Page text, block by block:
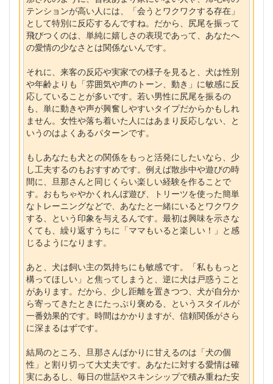
テンションが高い人には、「会うとワクワクする存在」
として特別に反応するんですね。だから、尻尾を振って
飛びつくのは、単純に嬉しさの表現であって、あなたへ
の愛情の少なさとは関係ないんです。
それに、来客の反応や実家での様子を見ると、犬は性別
や年齢よりも「雰囲気や声のトーン、動き」に敏感に反
応していることが多いです。若い男性に尻尾を振るの
も、単に動きや声が興奮しやすいタイプだからかもしれ
ません。女性や落ち着いた人にはあまり反応しない、と
いうのはよくあるパターンです。
もしあなたも犬との関係をもっと活発にしたいなら、少
し工夫するのもおすすめです。例えば散歩中や遊びの時
間に、旦那さんと同じくらい楽しい経験を作ることで
す。おもちゃやかくれんぼ遊び、トリーツを使った簡単
なトレーニングなどで、あなたと一緒にいるとワクワク
する、という印象を与えるんです。最初は興味を示さな
くても、繰り返すうちに「ママもいると楽しい！」と感
じるようになります。
あと、犬は飼い主の気持ちにも敏感です。「私ももっと
構ってほしい」と焦ってしまうと、逆に犬は戸惑うこと
があります。だから、少し距離を置きつつ、犬が自分か
ら寄ってきたときにたっぷり褒める、というスタイルが
一番効果的です。時間はかかりますが、信頼関係がさら
に深まるはずです。
結局のところ、旦那さんばかりに甘えるのは「犬の個
性」と割り切って大丈夫です。あなたに対する愛情は確
実にあるし、毎日の世話やスキンシップで積み重ねた安